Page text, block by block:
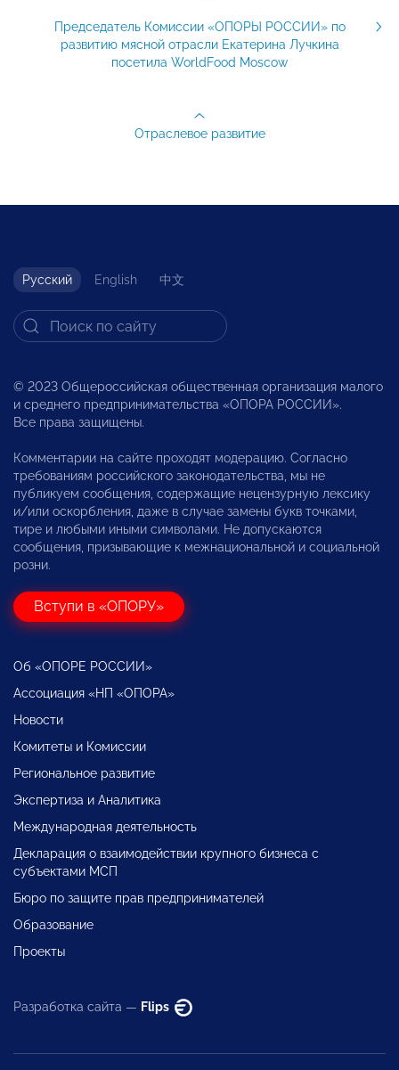
Председатель Комиссии «ОПОРЫ РОССИИ» по
развитию мясной отрасли Екатерина Лучкина
посетила WorldFood Moscow
Отраслевое развитие
Русский English 中文
© 2023 Общероссийская общественная организация малого
и среднего предпринимательства «ОПОРА РОССИИ».
Все права защищены.
Комментарии на сайте проходят модерацию. Согласно
требованиям российского законодательства, мы не
публикуем сообщения, содержащие нецензурную лексику
и/или оскорбления, даже в случае замены букв точками,
тире и любыми иными символами. Не допускаются
сообщения, призывающие к межнациональной и социальной
розни.
Вступи в «ОПОРУ»
Об «ОПОРЕ РОССИИ»
Ассоциация «НП «ОПОРА»
Новости
Комитеты и Комиссии
Региональное развитие
Экспертиза и Аналитика
Международная деятельность
Декларация о взаимодействии крупного бизнеса с
субъектами МСП
Бюро по защите прав предпринимателей
Образование
Проекты
Разработка сайта — Flips